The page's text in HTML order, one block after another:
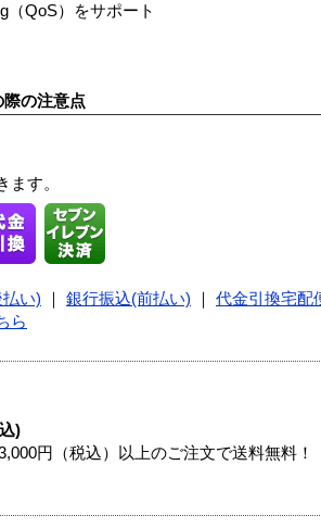
（QoS）をサポート
の注意点
ます。
い) 銀行振込(前払い) 代金引換宅配
ら
)
円（税込）以上のご注文で送料無料！